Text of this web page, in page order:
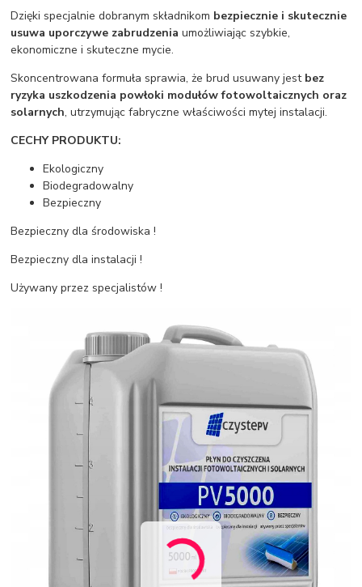
Dzięki specjalnie dobranym składnikom bezpiecznie i skutecznie
usuwa uporczywe zabrudzenia umożliwiając szybkie,
ekonomiczne i skuteczne mycie.
Skoncentrowana formuła sprawia, że brud usuwany jest bez
ryzyka uszkodzenia powłoki modułów fotowoltaicznych oraz
solarnych, utrzymując fabryczne właściwości mytej instalacji.
CECHY PRODUKTU:
Ekologiczny
Biodegradowalny
Bezpieczny
Bezpieczny dla środowiska !
Bezpieczny dla instalacji !
Używany przez specjalistów !